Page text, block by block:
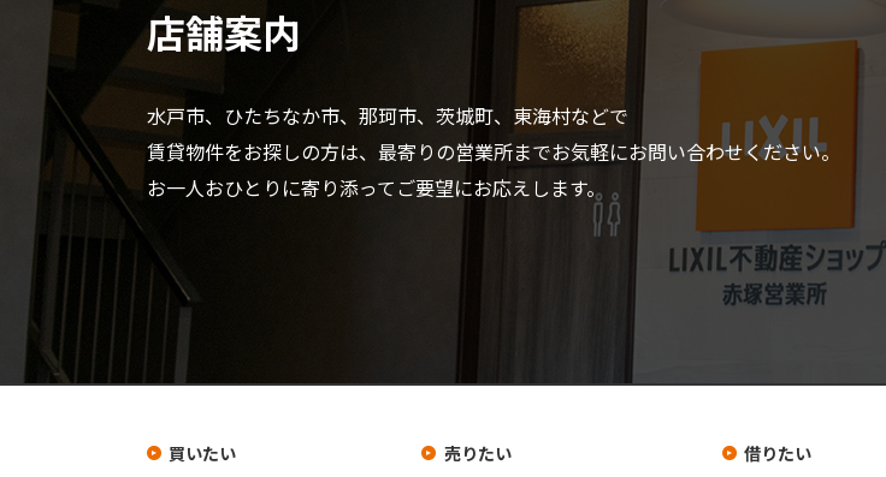
店舗案内
水戸市、ひたちなか市、那珂市、茨城町、東海村などで
賃貸物件をお探しの方は、最寄りの営業所までお気軽にお問い合わせください。
お一人おひとりに寄り添ってご要望にお応えします。
買いたい
売りたい
借りたい